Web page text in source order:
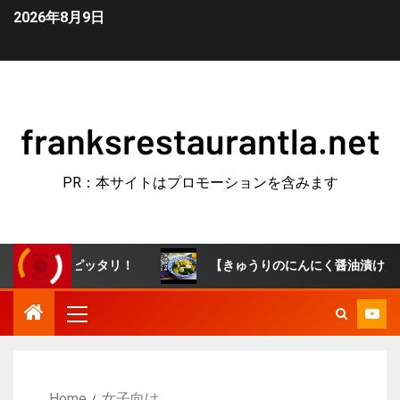
2026年8月9日
franksrestaurantla.net
PR：本サイトはプロモーションを含みます
にピッタリ！ 【きゅうりのにんにく醤油漬け】やみつ